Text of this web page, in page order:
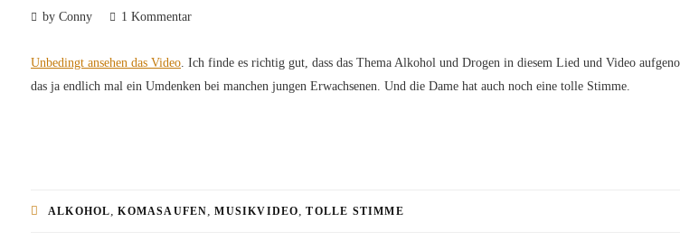
by Conny 1 Kommentar
Unbedingt ansehen das Video . Ich finde es richtig gut, dass das Thema Alkohol und Drogen in diesem Lied und Video
das ja endlich mal ein Umdenken bei manchen jungen Erwachsenen. Und die Dame hat auch noch eine tolle Stimme.
ALKOHOL ,KOMASAUFEN ,MUSIKVIDEO ,TOLLE STIMME